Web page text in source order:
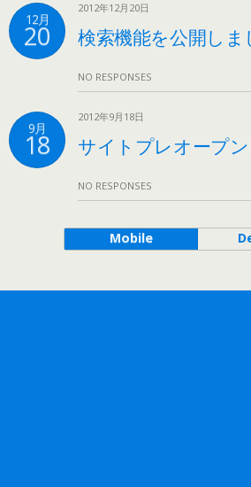
12月
20
2012年12月20日
検索機能を公開しま
NO RESPONSES
9月
18
2012年9月18日
サイトプレオープ
NO RESPONSES
Mobile